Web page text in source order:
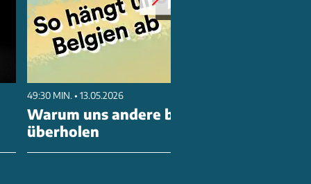
49:30 MIN. • 13.05.2026
Warum uns andere bei der
überholen